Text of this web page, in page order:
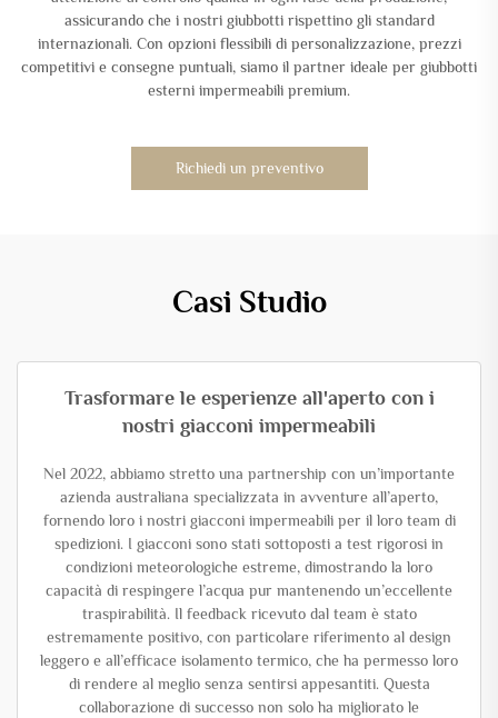
assicurando che i nostri giubbotti rispettino gli standard
internazionali. Con opzioni flessibili di personalizzazione, prezzi
competitivi e consegne puntuali, siamo il partner ideale per giubbotti
esterni impermeabili premium.
Richiedi un preventivo
Casi Studio
Trasformare le esperienze all'aperto con i
nostri giacconi impermeabili
Nel 2022, abbiamo stretto una partnership con un’importante
azienda australiana specializzata in avventure all’aperto,
fornendo loro i nostri giacconi impermeabili per il loro team di
spedizioni. I giacconi sono stati sottoposti a test rigorosi in
condizioni meteorologiche estreme, dimostrando la loro
capacità di respingere l’acqua pur mantenendo un’eccellente
traspirabilità. Il feedback ricevuto dal team è stato
estremamente positivo, con particolare riferimento al design
leggero e all’efficace isolamento termico, che ha permesso loro
di rendere al meglio senza sentirsi appesantiti. Questa
collaborazione di successo non solo ha migliorato le